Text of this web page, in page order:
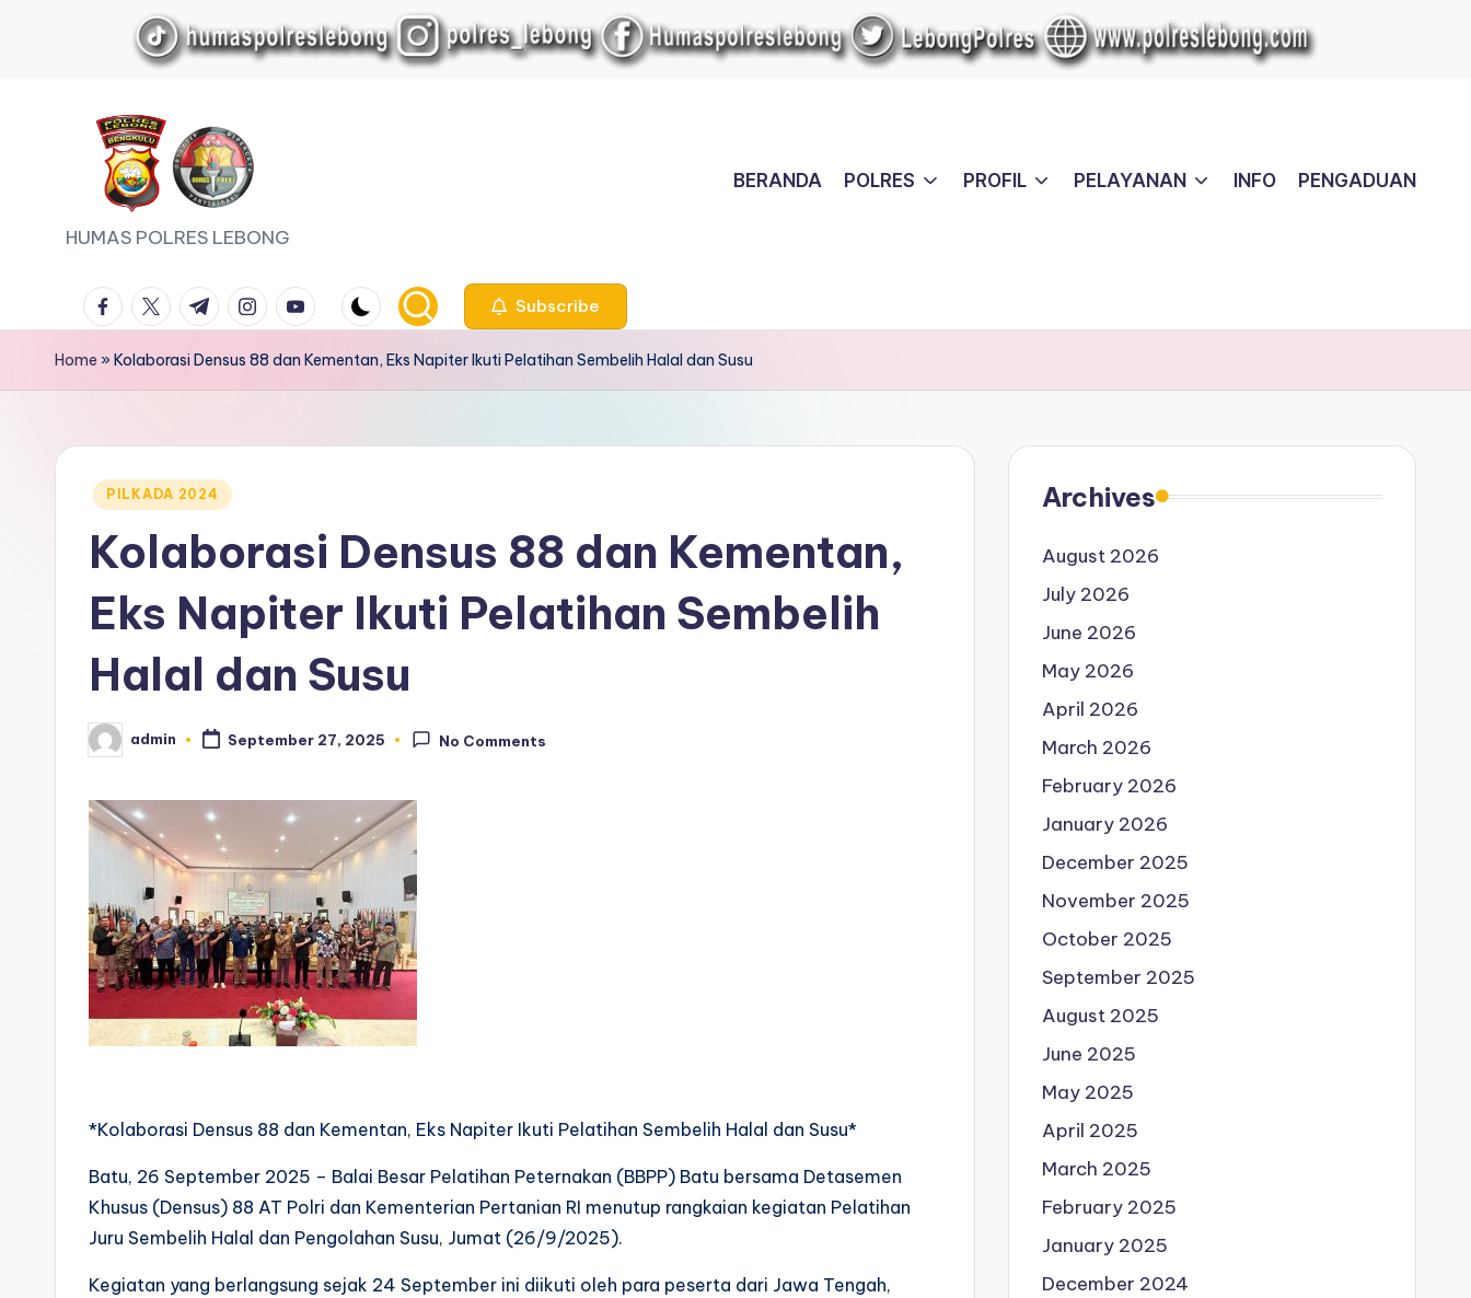
HUMAS POLRES LEBONG
BERANDA POLRES PROFIL PELAYANAN INFO PENGADUAN
facebook.com
twitter.com
t.me instagram.com
youtube.com Subscribe
Home »Kolaborasi Densus 88 dan Kementan, Eks Napiter Ikuti Pelatihan Sembelih Halal dan Susu
Posted
PILKADA 2024
Kolaborasi Densus 88 dan Kementan,
Eks Napiter Ikuti Pelatihan Sembelih
Halal dan Susu
Posted
by
admin September 27, 2025 No Comments
*Kolaborasi Densus 88 dan Kementan, Eks Napiter Ikuti Pelatihan Sembelih Halal dan Susu*
Batu, 26 September 2025 – Balai Besar Pelatihan Peternakan (BBPP) Batu bersama Detasemen
Khusus (Densus) 88 AT Polri dan Kementerian Pertanian RI menutup rangkaian kegiatan Pelatihan
Juru Sembelih Halal dan Pengolahan Susu, Jumat (26/9/2025).
Kegiatan yang berlangsung sejak 24 September ini diikuti oleh para peserta dari Jawa Tengah,
Archives
August 2026
July 2026
June 2026
May 2026
April 2026
March 2026
February 2026
January 2026
December 2025
November 2025
October 2025
September 2025
August 2025
June 2025
May 2025
April 2025
March 2025
February 2025
January 2025
December 2024